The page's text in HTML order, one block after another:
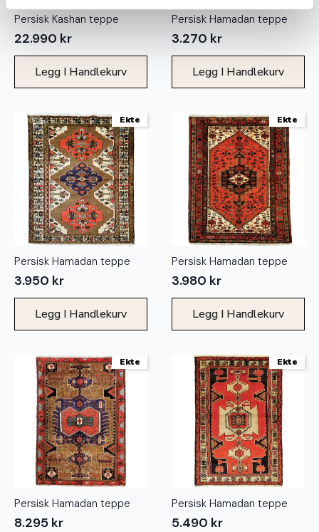
Persisk Kashan teppe
22.990 kr
Legg I Handlekurv
Persisk Hamadan teppe
3.270 kr
Legg I Handlekurv
Ekte
Persisk Hamadan teppe
3.950 kr
Legg I Handlekurv
Ekte
Persisk Hamadan teppe
3.980 kr
Legg I Handlekurv
Ekte
Persisk Hamadan teppe
8.295 kr
Ekte
Persisk Hamadan teppe
5.490 kr